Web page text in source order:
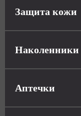
Защита кожи
Наколенники
Аптечки